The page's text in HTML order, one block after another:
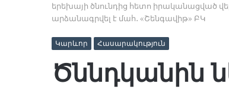
երեխայի ծնունդից հետո իրականացված
արձանագրվել է մահ․ «Շենգավիթ» ԲԿ
Կարևոր Հասարակություն
Ծննդկանին